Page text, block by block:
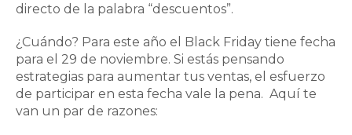
directo de la palabra “descuentos”.
¿Cuándo? Para este año el Black Friday tiene fecha
para el 29 de noviembre. Si estás pensando
estrategias para aumentar tus ventas, el esfuerzo
de participar en esta fecha vale la pena. Aquí te
van un par de razones: